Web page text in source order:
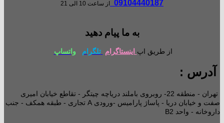
09104440187 از ساعت 10 الی 21
به ما پیام دهید
از طریق اپ اینستاگرام تلگرام واتساپ
آدرس :
تهران - منطقه 22- روبروی باملند دریاچه چیتگر - تقاطع خیابان امیری
صفت و خیابان دریا - پاساژ پارامیس -ورودی A تجاری -
طبقه همکف - جنب
داروخانه - واحد B2